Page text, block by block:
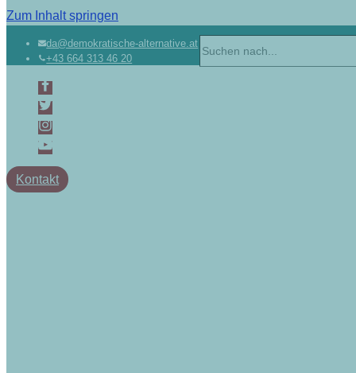
Zum Inhalt springen
da@demokratische-alternative.at
+43 664 313 46 20
Kontakt